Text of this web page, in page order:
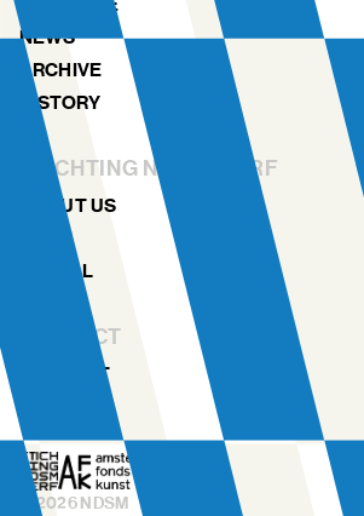
NEWS
ARCHIVE
HISTORY
STICHTING NDSM-WERF
ABOUT US
TEAM
RENTAL
CONTACT
CONTACT
2026NDSM